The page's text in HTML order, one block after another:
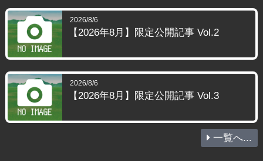
2026/8/6
【2026年8月】限定公開記事 Vol.2
2026/8/6
【2026年8月】限定公開記事 Vol.3
一覧へ...